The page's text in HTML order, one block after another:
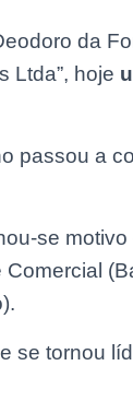
da
Ltda”, hoje
passou a
se motivo
se tornou